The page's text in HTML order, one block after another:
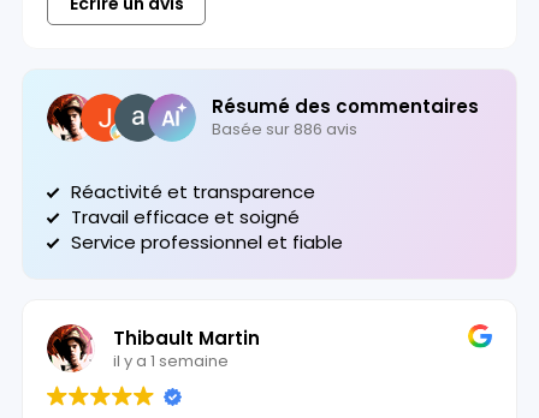
Résumé des commentaires
Basée sur 886 avis
Réactivité et transparence
Travail efficace et soigné
Service professionnel et fiable
Thibault Martin
il y a 1 semaine